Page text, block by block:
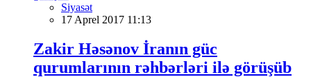
Siyasət
17 Aprel 2017 11:13
Zakir Həsənov İranın güc
qurumlarının rəhbərləri ilə görüşüb